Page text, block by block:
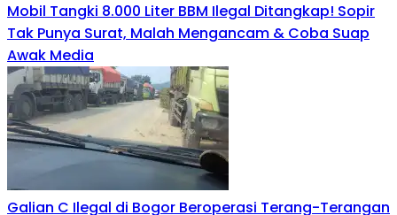
Mobil Tangki 8.000 Liter BBM Ilegal Ditangkap! Sopir
Tak Punya Surat, Malah Mengancam & Coba Suap
Awak Media
Galian C Ilegal di Bogor Beroperasi Terang-Terangan